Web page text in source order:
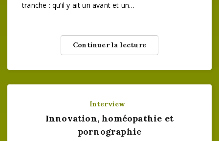
tranche : qu’il y ait un avant et un…
Continuer la lecture
Interview
Innovation, homéopathie et
pornographie